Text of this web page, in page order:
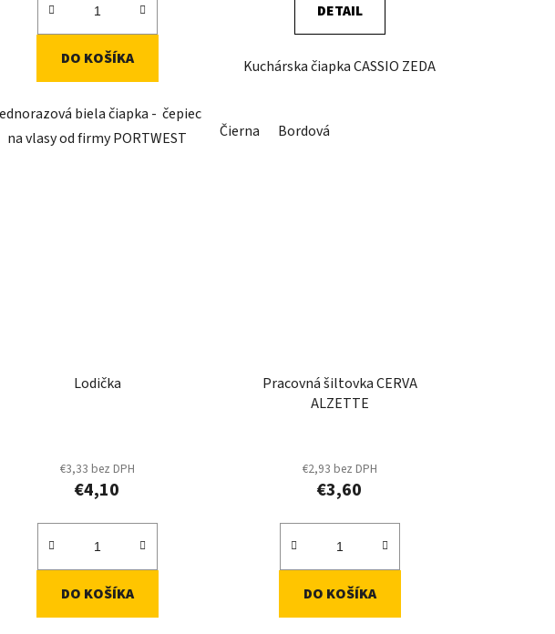
DO KOŠÍKA
biela čiapka - čepiec
na vlasy od firmy PORTWEST
DETAIL
Kuchárska čiapka CASSIO ZEDA
Čierna Bordová
Lodička
€3,33 bez DPH
€4,10
DO KOŠÍKA
Pracovná šiltovka CERVA
ALZETTE
€2,93 bez DPH
€3,60
DO KOŠÍKA